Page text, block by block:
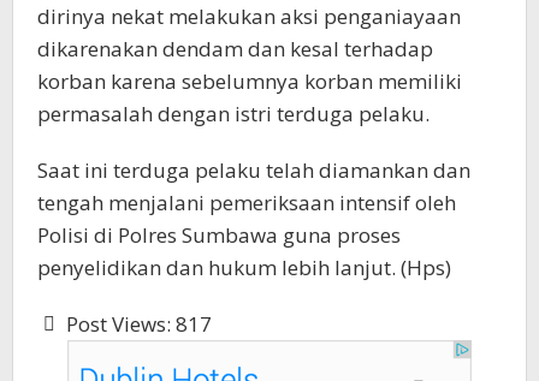
dirinya nekat melakukan aksi penganiayaan
dikarenakan dendam dan kesal terhadap
korban karena sebelumnya korban memiliki
permasalah dengan istri terduga pelaku.
Saat ini terduga pelaku telah diamankan dan
tengah menjalani pemeriksaan intensif oleh
Polisi di Polres Sumbawa guna proses
penyelidikan dan hukum lebih lanjut. (Hps)
Post Views: 817